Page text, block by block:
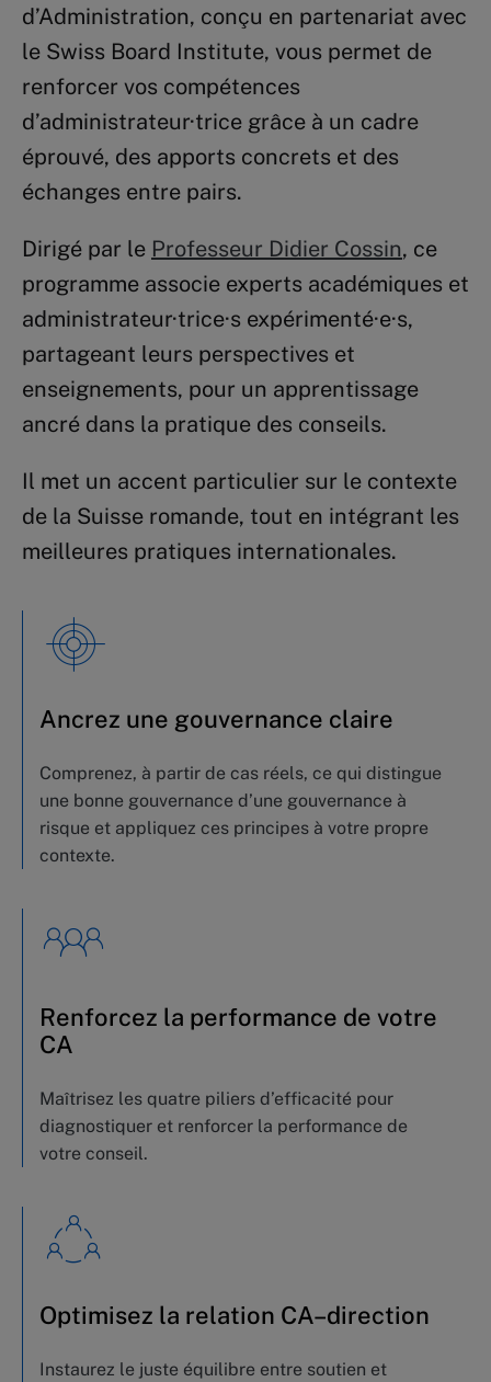
d’Administration, conçu en partenariat avec
le Swiss Board Institute, vous permet de
renforcer vos compétences
d’administrateur·trice grâce à un cadre
éprouvé, des apports concrets et des
échanges entre pairs.
Dirigé par le Professeur Didier Cossin, ce
programme associe experts académiques et
administrateur·trice·s expérimenté·e·s,
partageant leurs perspectives et
enseignements, pour un apprentissage
ancré dans la pratique des conseils.
Il met un accent particulier sur le contexte
de la Suisse romande, tout en intégrant les
meilleures pratiques internationales.
Ancrez une gouvernance claire
Comprenez, à partir de cas réels, ce qui distingue
une bonne gouvernance d’une gouvernance à
risque et appliquez ces principes à votre propre
contexte.
Renforcez la performance de votre
CA
Maîtrisez les quatre piliers d’efficacité pour
diagnostiquer et renforcer la performance de
votre conseil.
Optimisez la relation CA–direction
Instaurez le juste équilibre entre soutien et